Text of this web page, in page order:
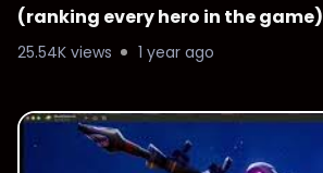
(ranking every hero in the game)
25.54K views 1 year ago